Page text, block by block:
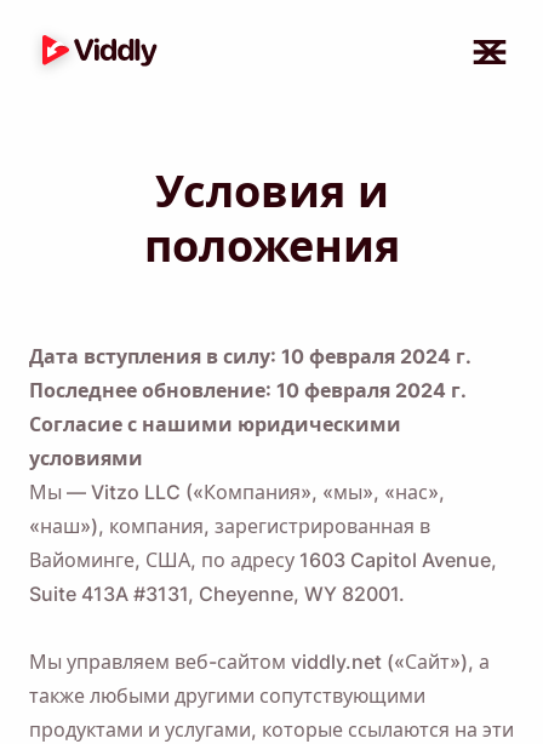
Условия и
положения
Дата вступления в силу: 10 февраля 2024 г.
Последнее обновление: 10 февраля 2024 г.
Согласие с нашими юридическими
условиями
Мы — Vitzo LLC («Компания», «мы», «нас»,
«наш»), компания, зарегистрированная в
Вайоминге, США, по адресу 1603 Capitol Avenue,
Suite 413A #3131, Cheyenne, WY 82001.
Мы управляем веб-сайтом viddly.net («Сайт»), а
также любыми другими сопутствующими
продуктами и услугами, которые ссылаются на эти